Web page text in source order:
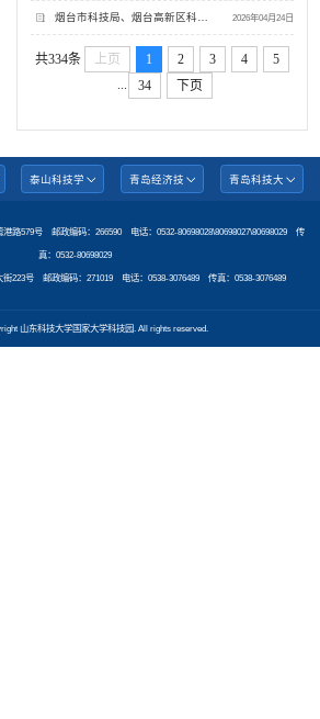
2026年04月24日
共334条 上页 1 2 3 4
5
...
34 下页
路579号 邮政编码：266590 电话：0532-80698028\80698027\80698029 传
真：0532-80698029
街223号 邮政编码：271019 电话：0538-3076489 传真：0538-3076489
山东科技大学国家大学科技园. All rights reserved.